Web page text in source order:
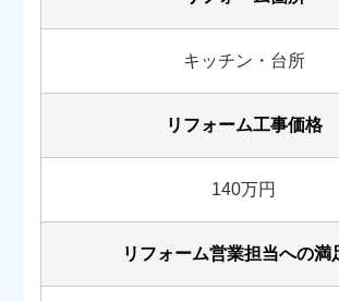
キッチン・台所
リフォーム工事価格
140万円
リフォーム営業担当への満